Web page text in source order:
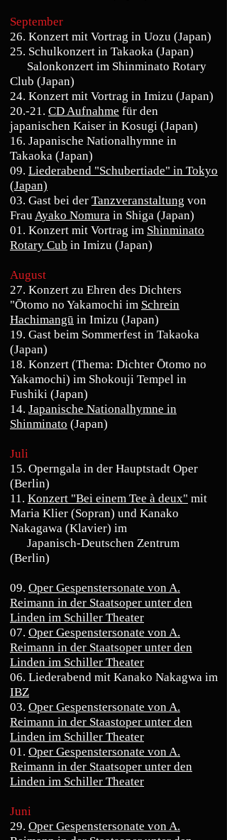
September
26. Konzert mit Vortrag in Uozu (Japan)
25. Schulkonzert in Takaoka (Japan)
Salonkonzert im Shinminato Rotary
Club (Japan)
24. Konzert mit Vortrag in Imizu (Japan)
20.-21. CD Aufnahme für den
japanischen Kaiser in Kosugi (Japan)
16. Japanische Nationalhymne in
Takaoka (Japan)
09. Liederabend "Schubertiade" in Tokyo
(Japan)
03. Gast bei der Tanzveranstaltung von
Frau Ayako Nomura in Shiga (Japan)
01. Konzert mit Vortrag im Shinminato
Rotary Cub in Imizu (Japan)
August
27. Konzert zu Ehren des Dichters
"Ōtomo no Yakamochi im Schrein
Hachimangū in Imizu (Japan)
19. Gast beim Sommerfest in Takaoka
(Japan)
18. Konzert (Thema: Dichter Ōtomo no
Yakamochi) im Shokouji Tempel in
Fushiki (Japan)
14. Japanische Nationalhymne in
Shinminato (Japan)
Juli
15. Operngala in der Hauptstadt Oper
(Berlin)
11. Konzert "Bei einem Tee à deux" mit
Maria Klier (Sopran) und Kanako
Nakagawa (Klavier) im
Japanisch-Deutschen Zentrum
(Berlin)
09. Oper Gespenstersonate von A.
Reimann in der Staatsoper unter den
Linden im Schiller Theater
07. Oper Gespenstersonate von A.
Reimann in der Staatsoper unter den
Linden im Schiller Theater
06. Liederabend mit Kanako Nakagwa im
IBZ
03. Oper Gespenstersonate von A.
Reimann in der Staastoper unter den
Linden im Schiller Theater
01. Oper Gespenstersonate von A.
Reimann in der Staatsoper unter den
Linden im Schiller Theater
Juni
29. Oper Gespenstersonate von A.